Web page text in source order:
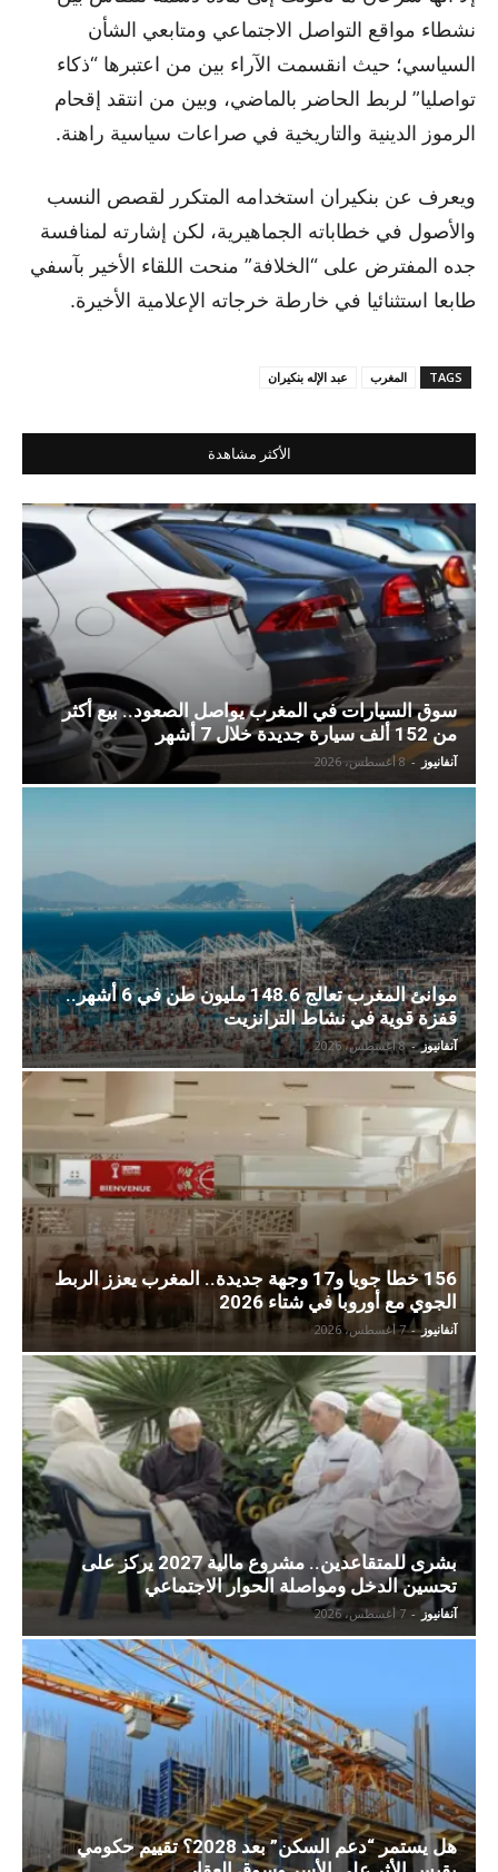
نشطاء مواقع التواصل الاجتماعي ومتابعي الشأن
السياسي؛ حيث انقسمت الآراء بين من اعتبرها “ذكاء
تواصليا” لربط الحاضر بالماضي، وبين من انتقد إقحام
الرموز الدينية والتاريخية في صراعات سياسية راهنة.
ويعرف عن بنكيران استخدامه المتكرر لقصص النسب
والأصول في خطاباته الجماهيرية، لكن إشارته لمنافسة
جده المفترض على “الخلافة” منحت اللقاء الأخير بآسفي
طابعا استثنائيا في خارطة خرجاته الإعلامية الأخيرة.
TAGS المغرب عبد الإله بنكيران
الأكثر مشاهدة
سوق السيارات في المغرب يواصل الصعود.. بيع أكثر
من 152 ألف سيارة جديدة خلال 7 أشهر
آنفانيوز - 8 أغسطس، 2026
موانئ المغرب تعالج 148.6 مليون طن في 6 أشهر..
قفزة قوية في نشاط الترانزيت
آنفانيوز - 8 أغسطس، 2026
156 خطا جويا و17 وجهة جديدة.. المغرب يعزز الربط
الجوي مع أوروبا في شتاء 2026
آنفانيوز - 7 أغسطس، 2026
بشرى للمتقاعدين.. مشروع مالية 2027 يركز على
تحسين الدخل ومواصلة الحوار الاجتماعي
آنفانيوز - 7 أغسطس، 2026
هل يستمر “دعم السكن” بعد 2028؟ تقييم حكومي